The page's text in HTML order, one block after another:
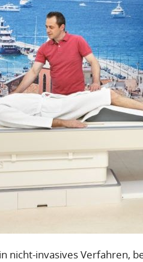
nicht-invasives Verfahren,